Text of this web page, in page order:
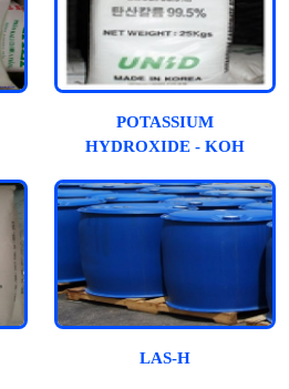
POTASSIUM
HYDROXIDE - KOH
LAS-H